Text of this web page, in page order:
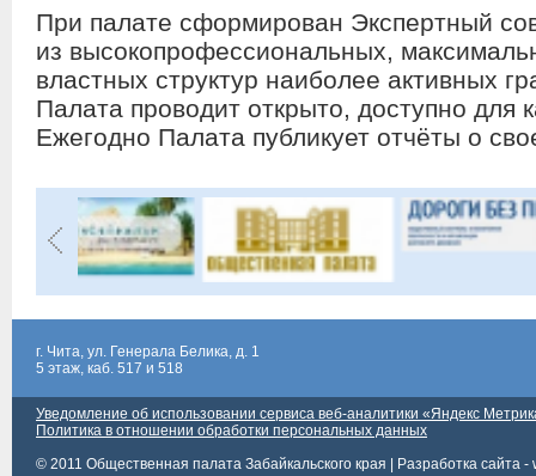
При палате сформирован Экспертный
из высокопрофессиональных,
властных структур наиболее активных
Палата проводит открыто, доступно для
Ежегодно Палата публикует отчёты о
г. Чита, ул. Генерала Белика, д. 1
5 этаж, каб. 517 и 518
Уведомление об использовании сервиса веб-аналитики «Яндекс
Политика в отношении обработки персональных данных
© 2011 Общественная палата Забайкальского края |
Разработка сайта -